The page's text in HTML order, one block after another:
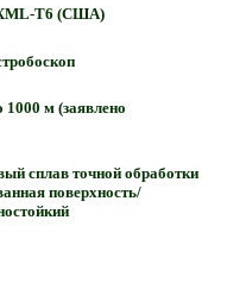
ХМL-Т6 (США)
1000 м (заявлено
сплав точной обработки
поверхность/